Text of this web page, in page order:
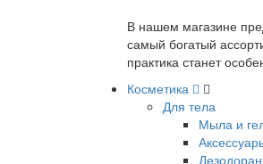
В нашем магазине
самый богатый
практика станет
Косметика
Для тела
Мыла и